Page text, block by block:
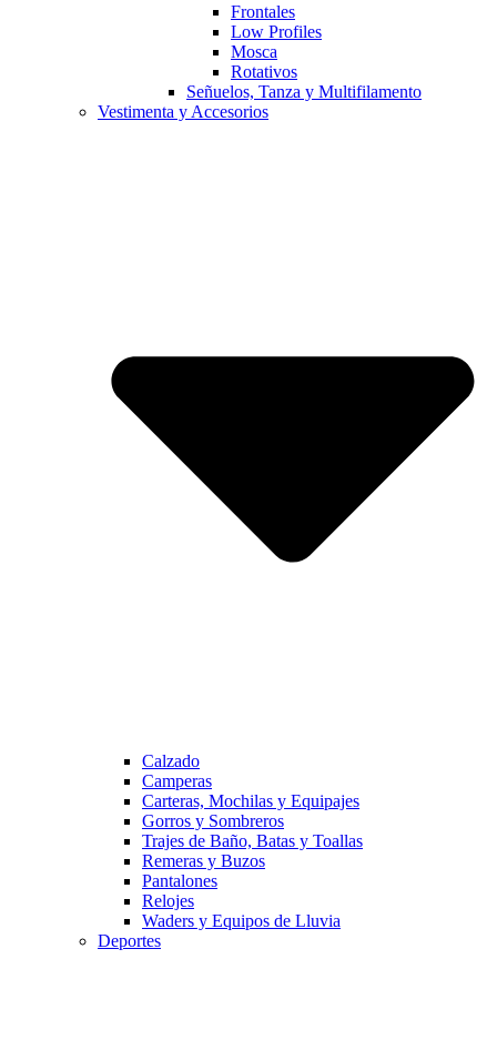
Frontales
Low Profiles
Mosca
Rotativos
Señuelos, Tanza y Multifilamento
Vestimenta y Accesorios
Calzado
Camperas
Carteras, Mochilas y Equipajes
Gorros y Sombreros
Trajes de Baño, Batas y Toallas
Remeras y Buzos
Pantalones
Relojes
Waders y Equipos de Lluvia
Deportes